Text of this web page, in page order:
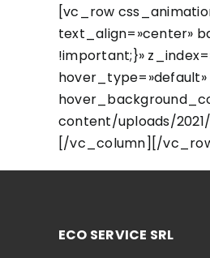
[vc_row
text_align=»center»
!important;}»
hover_type=»default»
content/uploads/2021/
[/vc_column][/
ECO SERVICE SRL